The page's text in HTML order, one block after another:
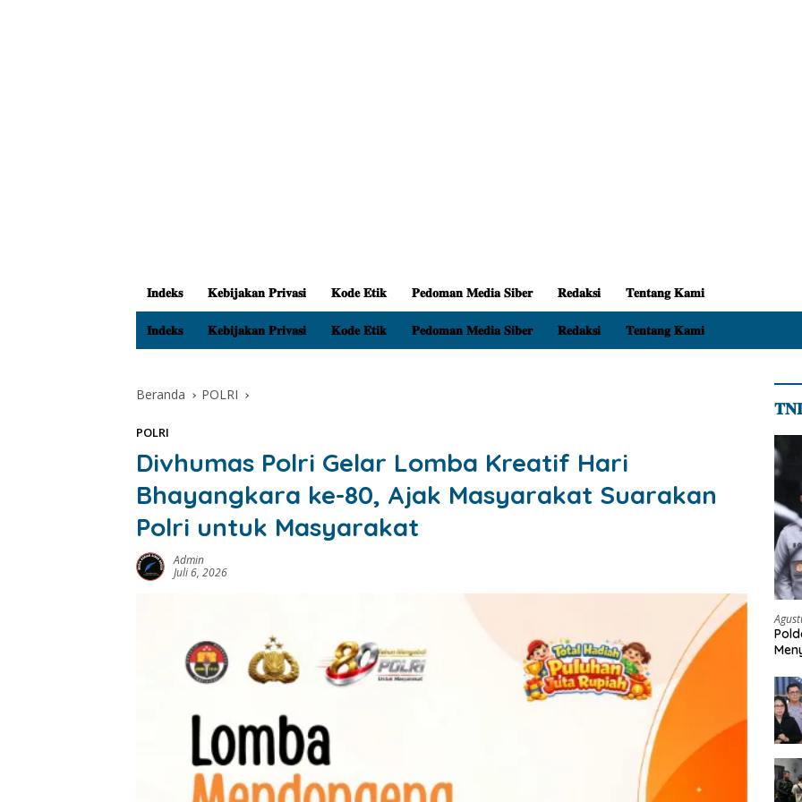
𝐈𝐧𝐝𝐞𝐤𝐬 𝐊𝐞𝐛𝐢𝐣𝐚𝐤𝐚𝐧 𝐏𝐫𝐢𝐯𝐚𝐬𝐢 𝐊𝐨𝐝𝐞 𝐄𝐭𝐢𝐤 𝐏𝐞𝐝𝐨𝐦𝐚𝐧 𝐌𝐞𝐝𝐢𝐚 𝐒𝐢𝐛𝐞𝐫 𝐑𝐞𝐝𝐚𝐤𝐬𝐢 𝐓𝐞𝐧𝐭𝐚𝐧𝐠 𝐊𝐚𝐦𝐢
𝐈𝐧𝐝𝐞𝐤𝐬 𝐊𝐞𝐛𝐢𝐣𝐚𝐤𝐚𝐧 𝐏𝐫𝐢𝐯𝐚𝐬𝐢 𝐊𝐨𝐝𝐞 𝐄𝐭𝐢𝐤 𝐏𝐞𝐝𝐨𝐦𝐚𝐧 𝐌𝐞𝐝𝐢𝐚 𝐒𝐢𝐛𝐞𝐫 𝐑𝐞𝐝𝐚𝐤𝐬𝐢 𝐓𝐞𝐧𝐭𝐚𝐧𝐠 𝐊𝐚𝐦𝐢
Beranda POLRI
POLRI
Divhumas Polri Gelar Lomba Kreatif Hari
Bhayangkara ke-80, Ajak Masyarakat Suarakan
Polri untuk Masyarakat
Admin
Juli 6, 2026